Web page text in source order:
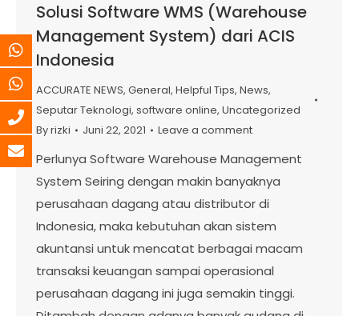
Solusi Software WMS (Warehouse
Management System) dari ACIS
Indonesia
ACCURATE NEWS, General, Helpful Tips, News,
Seputar Teknologi, software online, Uncategorized
Byrizki Juni 22, 2021 Leave a comment
Perlunya Software Warehouse Management
System Seiring dengan makin banyaknya
perusahaan dagang atau distributor di
Indonesia, maka kebutuhan akan sistem
akuntansi untuk mencatat berbagai macam
transaksi keuangan sampai operasional
perusahaan dagang ini juga semakin tinggi.